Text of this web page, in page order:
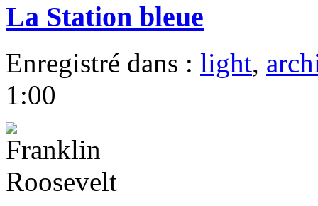
La Station bleue
Enregistré dans : light,
1:00